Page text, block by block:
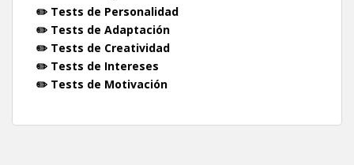
✏️ Tests de Personalidad
✏️ Tests de Adaptación
✏️ Tests de Creatividad
✏️ Tests de Intereses
✏️ Tests de Motivación